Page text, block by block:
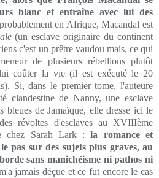
blanc et entraîne avec lui des
en Afrique, Macandal est
(un esclave originaire du continent
c'est un prêtre vaudou mais, ce qui
de plusieurs rébellions plutôt
coûter la vie (il est exécuté le 20
Si, dans le premier tome, l'auteure
clandestine de Nanny, une esclave
bleues de Jamaïque, elle dresse ici le
révoltes d'esclaves au XVIIIème
chez Sarah Lark : la romance et
pas sur des sujets plus graves, au
sans manichéisme ni pathos ni
jamais déçue et ce fut encore le cas